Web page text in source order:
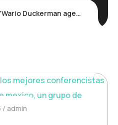
Duckerman agenda"
admin